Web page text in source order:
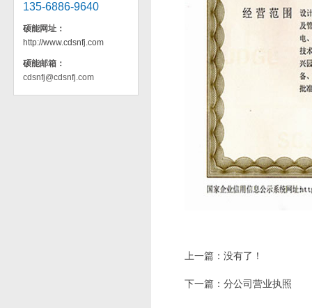
135-6886-9640
硕能网址：
http://www.cdsnfj.com
硕能邮箱：
cdsnfj@cdsnfj.com
上一篇：没有了！
下一篇： 分公司营业执照